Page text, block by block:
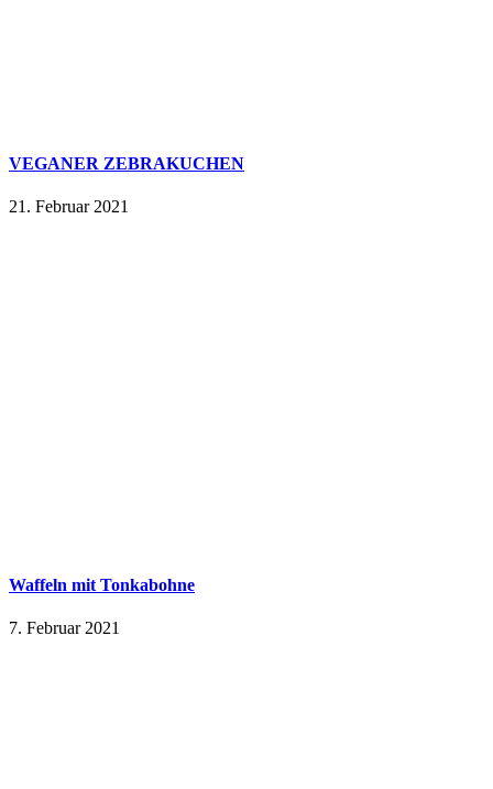
VEGANER ZEBRAKUCHEN
21. Februar 2021
Waffeln mit Tonkabohne
7. Februar 2021